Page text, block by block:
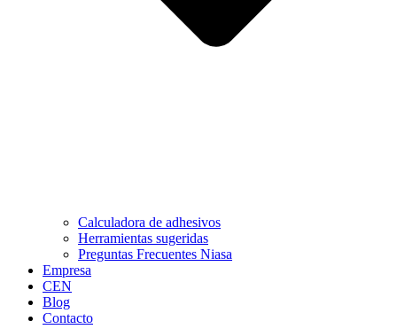
Calculadora de adhesivos
Herramientas sugeridas
Preguntas Frecuentes Niasa
Empresa
CEN
Blog
Contacto